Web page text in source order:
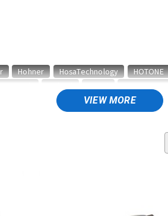
DTM オンラ
イン納品
レ
グ
VIEW MORE
Hohner HosaTechnology HOTONE